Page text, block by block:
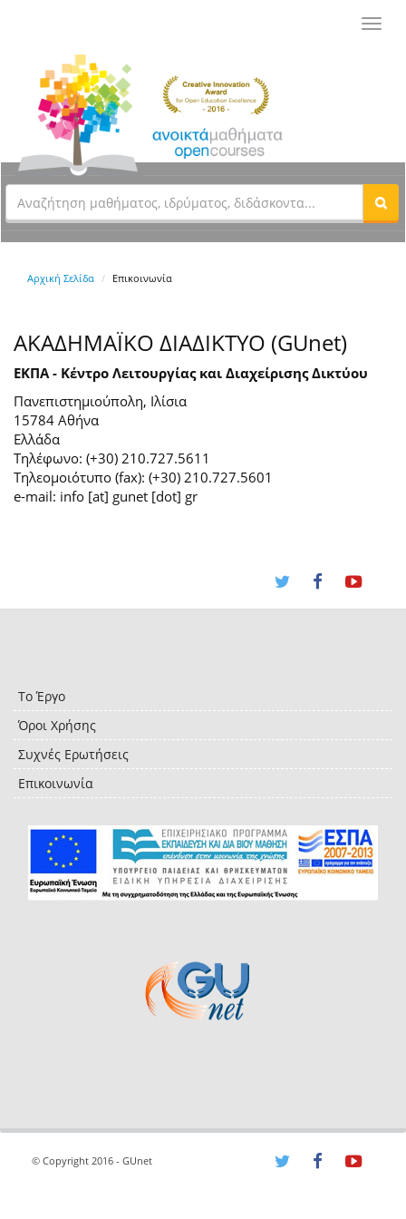
Αρχική Σελίδα Επικοινωνία
ΑΚΑΔΗΜΑΪΚΟ ΔΙΑΔΙΚΤΥΟ (GUnet)
ΕΚΠΑ - Κέντρο Λειτουργίας και Διαχείρισης Δικτύου
Πανεπιστημιούπολη, Ιλίσια
15784 Αθήνα
Ελλάδα
Τηλέφωνο: (+30) 210.727.5611
Τηλεομοιότυπο (fax): (+30) 210.727.5601
e-mail: info [at] gunet [dot] gr
Το Έργο
Όροι Χρήσης
Συχνές Ερωτήσεις
Επικοινωνία
© Copyright 2016 - GUnet